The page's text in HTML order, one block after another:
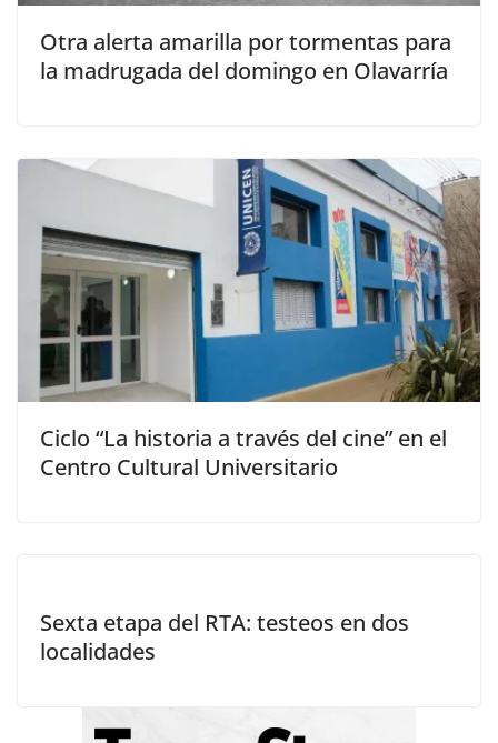
Otra alerta amarilla por tormentas para
la madrugada del domingo en Olavarría
Ciclo “La historia a través del cine” en el
Centro Cultural Universitario
Sexta etapa del RTA: testeos en dos
localidades